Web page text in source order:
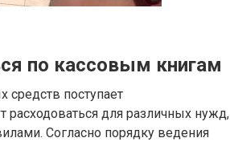
по кассовым книгам
средств поступает
расходоваться для различных нужд,
Согласно порядку ведения